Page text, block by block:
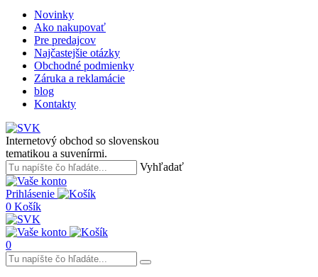
Novinky
Ako nakupovať
Pre predajcov
Najčastejšie otázky
Obchodné podmienky
Záruka a reklamácie
blog
Kontakty
Internetový obchod so slovenskou
tematikou a suvenírmi.
Vyhľadať
Prihlásenie
0 Košík
0